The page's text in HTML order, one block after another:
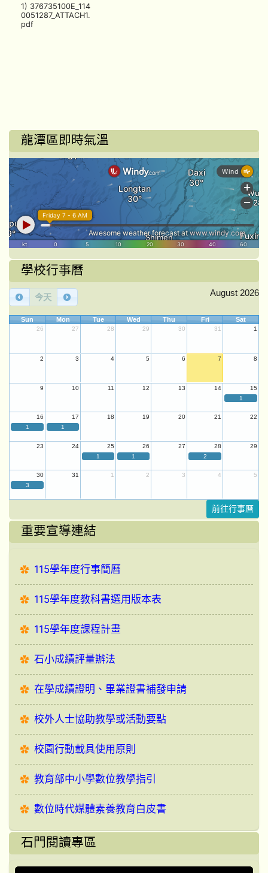
1) 376735100E_114
0051287_ATTACH1.
pdf
龍潭區即時氣溫
學校行事曆
今天 August 2026
Sun Mon Tue Wed Thu Fri Sat
26 27 28 29 30 31 1
2 3 4 5 6 7 8
9 10 11 12 13 14
15
1
16 17 18 19 20 21
22
1
1
23 24 25 26 27 28
29
1
1 2
30 31 1 2 3 4
5
3
前往行事曆
重要宣導連結
115學年度行事簡曆
115學年度教科書選用版本表
115學年度課程計畫
石小成績評量辦法
在學成績證明、畢業證書補發申請
校外人士協助教學或活動要點
校園行動載具使用原則
教育部中小學數位教學指引
數位時代媒體素養教育白皮書
石門閱讀專區